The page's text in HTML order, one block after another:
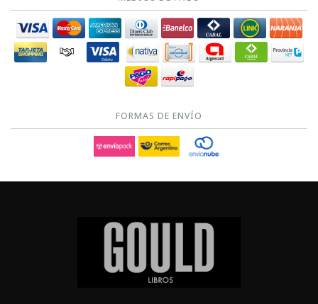
FORMAS DE ENVÍO